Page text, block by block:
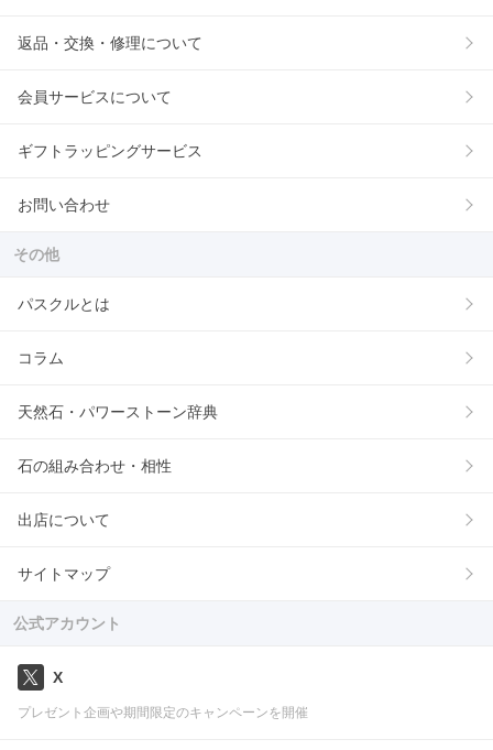
返品・交換・修理について
会員サービスについて
ギフトラッピングサービス
お問い合わせ
その他
パスクルとは
コラム
天然石・パワーストーン辞典
石の組み合わせ・相性
出店について
サイトマップ
公式アカウント
X
プレゼント企画や期間限定のキャンペーンを開催